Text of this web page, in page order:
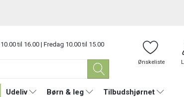
10.00 til 16.00 | Fredag 10.00 til 15.00
Ønskeliste
Udeliv Børn & leg Tilbudshjørnet